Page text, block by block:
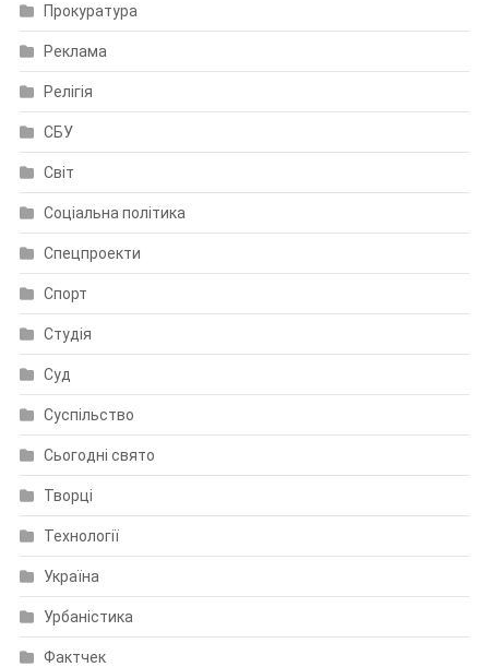
Прокуратура
Реклама
Релігія
СБУ
Світ
Соціальна політика
Спецпроекти
Спорт
Студія
Суд
Суспільство
Сьогодні свято
Творці
Технології
Україна
Урбаністика
Фактчек